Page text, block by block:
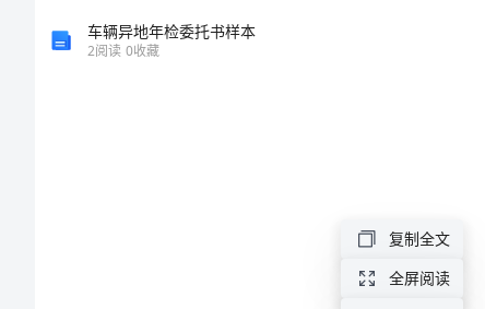
车辆异地年检委托书样本
2阅读 0收藏
复制全文
全屏阅读